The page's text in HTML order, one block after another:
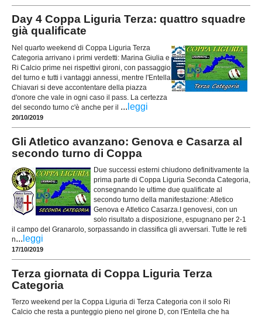
Day 4 Coppa Liguria Terza: quattro squadre
già qualificate
Nel quarto weekend di Coppa Liguria Terza
Categoria arrivano i primi verdetti: Marina Giulia e
Ri Calcio prime nei rispettivi gironi, con passaggio
del turno e tutti i vantaggi annessi, mentre l'Entella
Chiavari si deve accontentare della piazza
d'onore che vale in ogni caso il pass. La certezza
del secondo turno c'è anche per il ... leggi
20/10/2019
Gli Atletico avanzano: Genova e Casarza al
secondo turno di Coppa
Due successi esterni chiudono definitivamente la
prima parte di Coppa Liguria Seconda Categoria,
consegnando le ultime due qualificate al
secondo turno della manifestazione: Atletico
Genova e Atletico Casarza.I genovesi, con un
solo risultato a disposizione, espugnano per 2-1
il campo del Granarolo, sorpassando in classifica gli avversari. Tutte le reti
n... leggi
17/10/2019
Terza giornata di Coppa Liguria Terza
Categoria
Terzo weekend per la Coppa Liguria di Terza Categoria con il solo Ri
Calcio che resta a punteggio pieno nel girone D, con l'Entella che ha